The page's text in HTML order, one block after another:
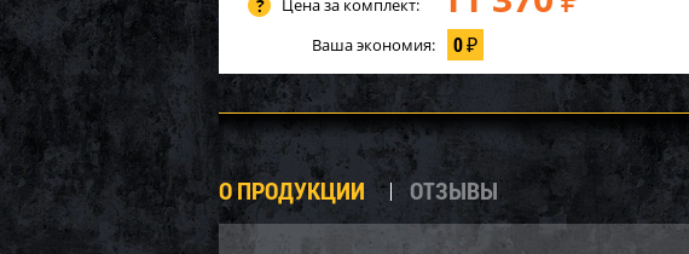
Цена за комплект:
Ваша экономия: 0₽
О ПРОДУКЦИИ ОТЗЫВЫ